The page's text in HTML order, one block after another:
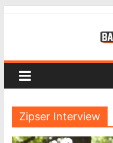
Zipser Interview